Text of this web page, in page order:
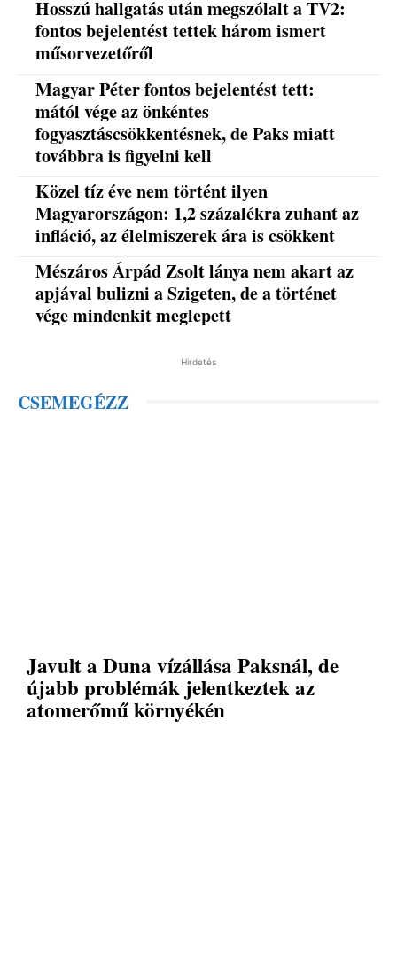
Hosszú hallgatás után megszólalt a TV2:
fontos bejelentést tettek három ismert
műsorvezetőről
Magyar Péter fontos bejelentést tett:
mától vége az önkéntes
fogyasztáscsökkentésnek, de Paks miatt
továbbra is figyelni kell
Közel tíz éve nem történt ilyen
Magyarországon: 1,2 százalékra zuhant az
infláció, az élelmiszerek ára is csökkent
Mészáros Árpád Zsolt lánya nem akart az
apjával bulizni a Szigeten, de a történet
vége mindenkit meglepett
Hirdetés
CSEMEGÉZZ
Javult a Duna vízállása Paksnál, de
újabb problémák jelentkeztek az
atomerőmű környékén